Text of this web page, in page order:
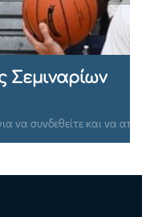
πρόσβαση.